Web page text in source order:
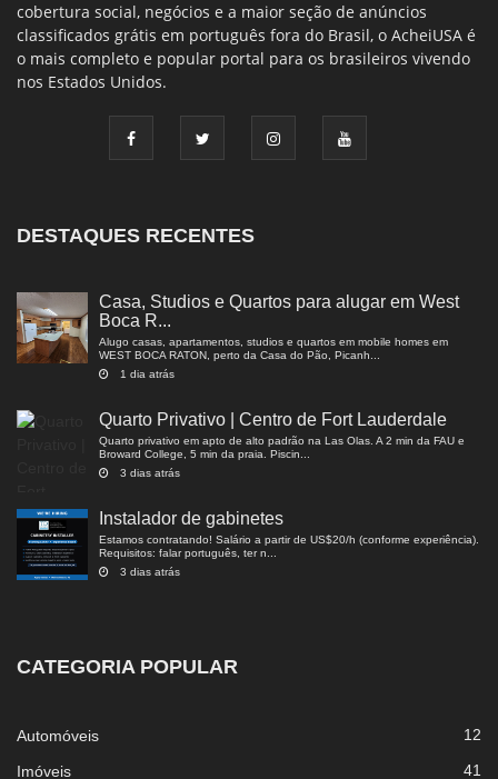
cobertura social, negócios e a maior seção de anúncios
classificados grátis em português fora do Brasil, o AcheiUSA é
o mais completo e popular portal para os brasileiros vivendo
nos Estados Unidos.
DESTAQUES RECENTES
Casa, Studios e Quartos para alugar em West
Boca R...
Alugo casas, apartamentos, studios e quartos em mobile homes em
WEST BOCA RATON, perto da Casa do Pão, Picanh...
1 dia atrás
Quarto Privativo | Centro de Fort Lauderdale
Quarto privativo em apto de alto padrão na Las Olas. A 2 min da FAU e
Broward College, 5 min da praia. Piscin...
3 dias atrás
Instalador de gabinetes
Estamos contratando! Salário a partir de US$20/h (conforme experiência).
Requisitos: falar português, ter n...
3 dias atrás
CATEGORIA POPULAR
Automóveis 12
Imóveis 41